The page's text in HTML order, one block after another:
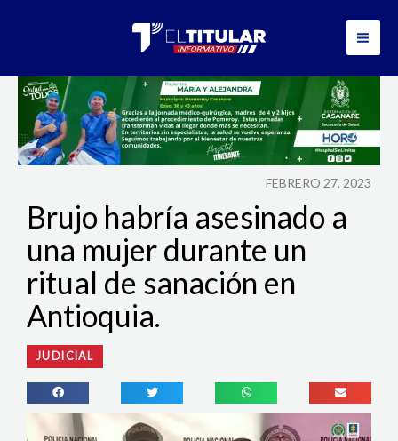
FEBRERO 27, 2023
Brujo habría asesinado a
una mujer durante un
ritual de sanación en
Antioquia.
JUDICIAL